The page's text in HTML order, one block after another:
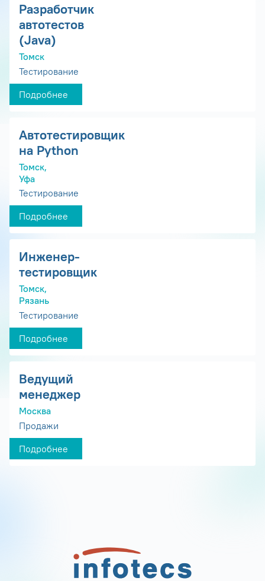
Разработчик
автотестов
(Java)
Томск
Тестирование
Подробнее
Автотестировщик
на Python
Томск,
Уфа
Тестирование
Подробнее
Инженер-
тестировщик
Томск,
Рязань
Тестирование
Подробнее
Ведущий
менеджер
Москва
Продажи
Подробнее